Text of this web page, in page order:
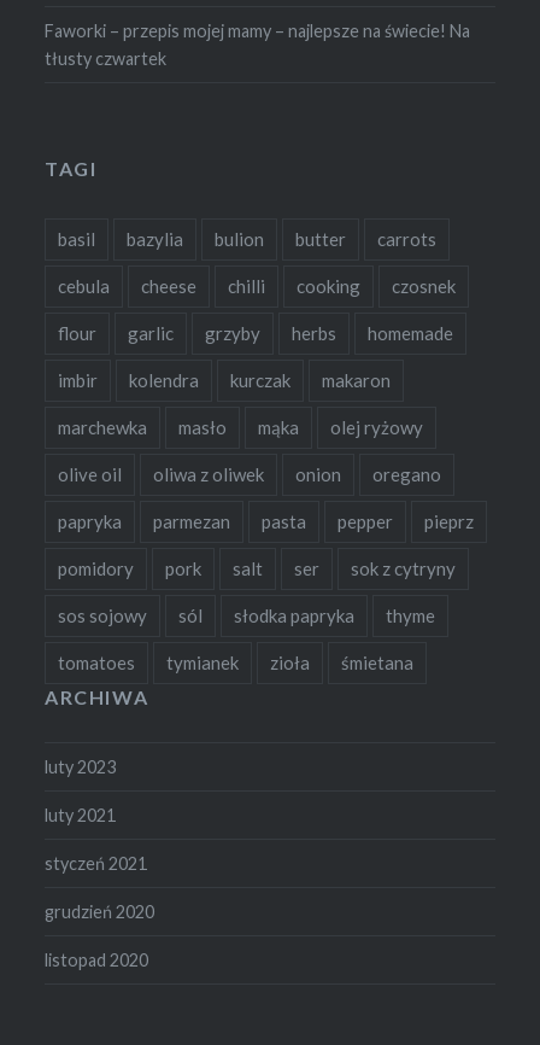
Faworki – przepis mojej mamy – najlepsze na świecie! Na
tłusty czwartek
TAGI
basil bazylia bulion butter carrots
cebula cheese chilli cooking czosnek
flour garlic grzyby herbs homemade
imbir kolendra kurczak makaron
marchewka masło mąka olej ryżowy
olive oil oliwa z oliwek onion oregano
papryka parmezan pasta pepper pieprz
pomidory pork salt ser sok z cytryny
sos sojowy sól słodka papryka thyme
tomatoes tymianek zioła śmietana
ARCHIWA
luty 2023
luty 2021
styczeń 2021
grudzień 2020
listopad 2020